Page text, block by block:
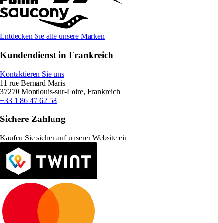
Entdecken Sie alle unsere Marken
Kundendienst in Frankreich
Kontaktieren Sie uns
11 rue Bernard Maris
37270 Montlouis-sur-Loire, Frankreich
+33 1 86 47 62 58
Sichere Zahlung
Kaufen Sie sicher auf unserer Website ein